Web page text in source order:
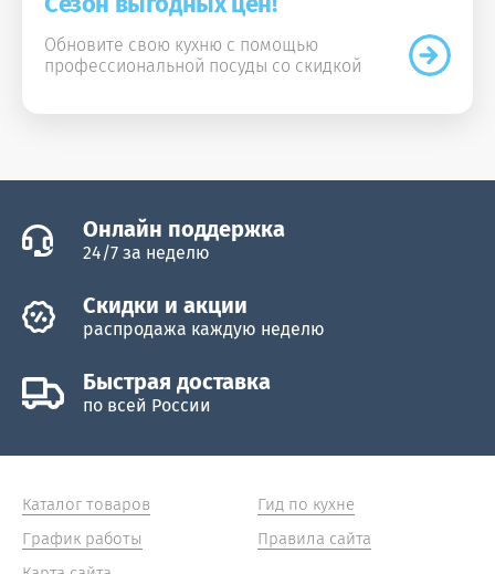
Обновите свою кухню с помощью
профессиональной посуды со скидкой
Онлайн поддержка
24/7 за неделю
Скидки и акции
распродажа каждую неделю
Быстрая доставка
по всей России
Каталог товаров
График работы
Гид по кухне
Правила сайта